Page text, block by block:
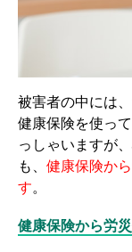
被害者の中には
健康保険を使っ
っしゃいますが
も、 健康保険か
す。
健康保険から労